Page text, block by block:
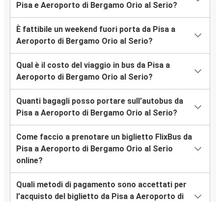
Pisa e Aeroporto di Bergamo Orio al Serio?
È fattibile un weekend fuori porta da Pisa a
Aeroporto di Bergamo Orio al Serio?
Qual è il costo del viaggio in bus da Pisa a
Aeroporto di Bergamo Orio al Serio?
Quanti bagagli posso portare sull’autobus da
Pisa a Aeroporto di Bergamo Orio al Serio?
Come faccio a prenotare un biglietto FlixBus da
Pisa a Aeroporto di Bergamo Orio al Serio
online?
Quali metodi di pagamento sono accettati per
l’acquisto del biglietto da Pisa a Aeroporto di